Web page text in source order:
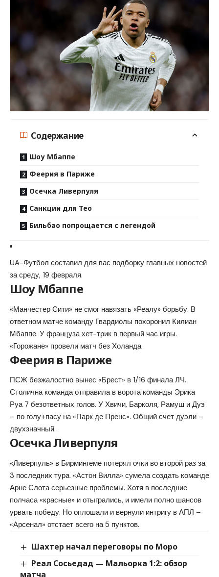
Содержание
Шоу Мбаппе
Феерия в Париже
Осечка Ливерпуля
Санкции для Тео
Бильбао попрощается с легендой
UA-Футбол составил для вас подборку главных новостей
за среду, 19 февраля.
Шоу Мбаппе
«Манчестер Сити» не смог навязать «Реалу» борьбу. В
ответном матче команду Гвардиолы похоронил Килиан
Мбаппе. У француза хет-трик в первый час игры.
«Горожане» провели матч без Холанда.
Феерия в Париже
ПСЖ безжалостно вынес «Брест» в 1/16 финала ЛЧ.
Столична команда отправила в ворота команды Эрика
Руа 7 безответных голов. У Хвичи, Барколя, Рамуш и Дуэ
– по голу+пасу на «Парк де Пренс». Общий счет дуэли –
двухзначный.
Осечка Ливерпуля
«Ливерпуль» в Бирмингеме потерял очки во второй раз за
3 последних тура. «Астон Вилла» сумела создать команде
Арне Слота серьезные проблемы. Хотя в последние
полчаса «красные» и отыгрались, и имели полно шансов
урвать победу. Но оплошали и вернули интригу в АПЛ –
«Арсенал» отстает всего на 5 пунктов.
Шахтер начал переговоры по Моро
Реал Сосьедад — Мальорка 1:2: обзор
матча